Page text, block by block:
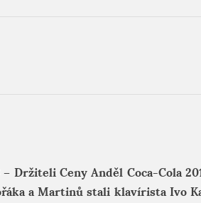
– Držiteli Ceny Anděl Coca-Cola
a Martinů stali klavírista Ivo